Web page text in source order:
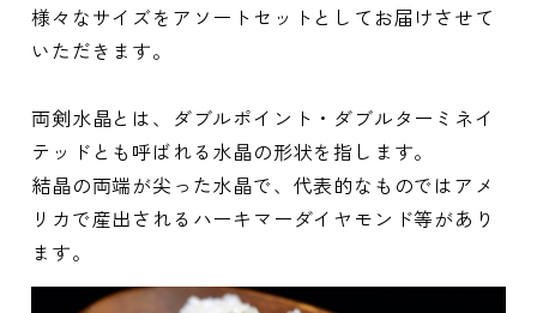
様々なサイズをアソートセットとしてお届けさせて
いただきます。
両剣水晶とは、ダブルポイント・ダブルターミネイ
テッドとも呼ばれる水晶の形状を指します。
結晶の両端が尖った水晶で、代表的なものではアメ
リカで産出されるハーキマーダイヤモンド等があり
ます。